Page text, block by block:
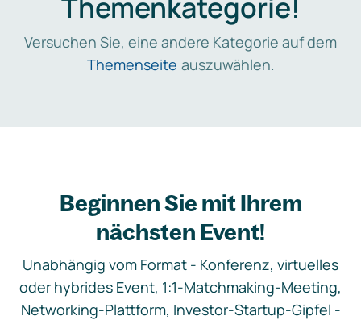
Versuchen Sie, eine andere Kategorie auf dem
Themenseite auszuwählen.
Beginnen Sie mit Ihrem
nächsten Event!
Unabhängig vom Format - Konferenz, virtuelles
oder hybrides Event, 1:1-Matchmaking-Meeting,
Networking-Plattform, Investor-Startup-Gipfel -